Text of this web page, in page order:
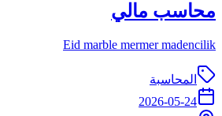
محاسب مالي
Eid marble mermer madencilik
المحاسبة
2026-05-24